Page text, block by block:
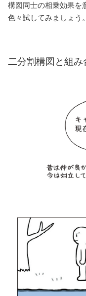
構図同士の相乗効果を
色々試してみましょう。
二分割構図と組み